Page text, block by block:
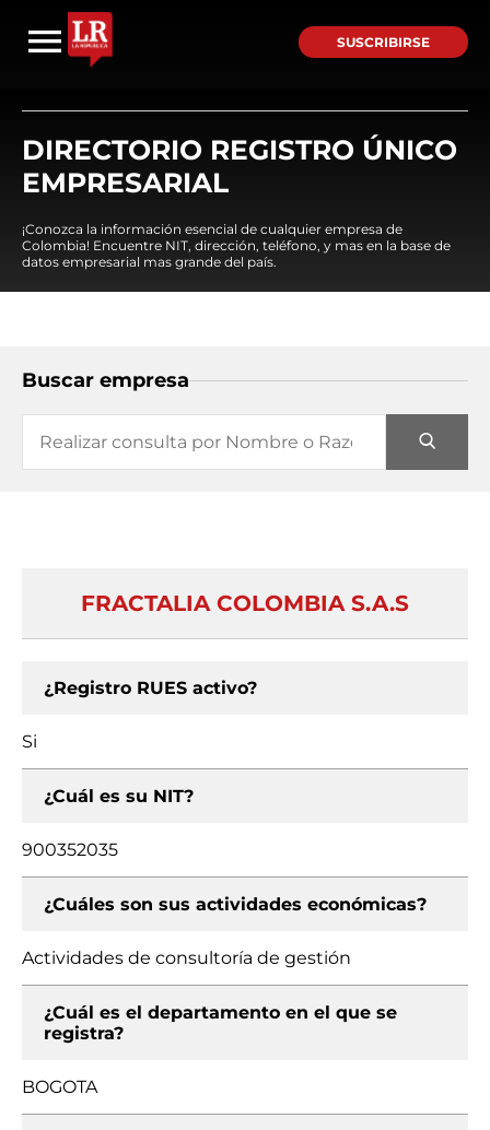
SUSCRIBIRSE
DIRECTORIO REGISTRO ÚNICO
EMPRESARIAL
¡Conozca la información esencial de cualquier empresa de
Colombia! Encuentre NIT, dirección, teléfono, y mas en la base de
datos empresarial mas grande del país.
Buscar empresa
FRACTALIA COLOMBIA S.A.S
¿Registro RUES activo?
Si
¿Cuál es su NIT?
900352035
¿Cuáles son sus actividades económicas?
Actividades de consultoría de gestión
¿Cuál es el departamento en el que se
registra?
BOGOTA